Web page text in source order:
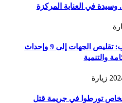
في العناية المركزة
تقسيم ترابي جديد بالمغرب: تقليص الجهات إلى 9 وإحداث
والتنمية
زيارة
الأمن يوقف 3 أشخاص تورطوا في جريمة قتل